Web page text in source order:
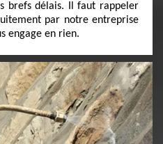
brefs délais. Il faut rappeler
par notre entreprise
engage en rien.